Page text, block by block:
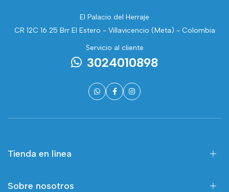
El Palacio del Herraje
CR 12C 16 25 Brr El Estero - Villavicencio (Meta) - Colombia
Servicio al cliente
3024010898
Tienda en línea
Sobre nosotros